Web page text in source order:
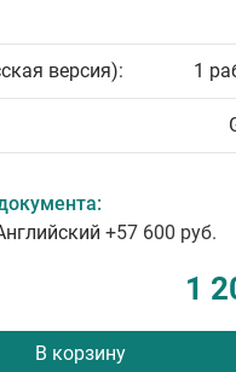
версия): 1
+57 600 руб.
1
В корзину